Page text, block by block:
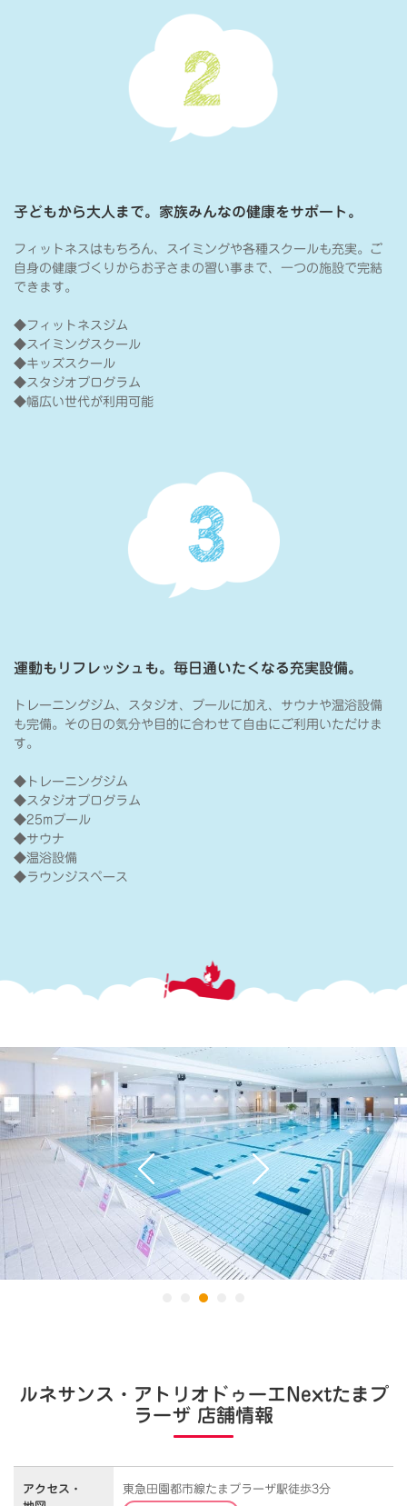
子どもから大人まで。家族みんなの健康をサポート。
フィットネスはもちろん、スイミングや各種スクールも充実。ご
自身の健康づくりからお子さまの習い事まで、一つの施設で完結
できます。
◆フィットネスジム
◆スイミングスクール
◆キッズスクール
◆スタジオプログラム
◆幅広い世代が利用可能
運動もリフレッシュも。毎日通いたくなる充実設備。
トレーニングジム、スタジオ、プールに加え、サウナや温浴設備
も完備。その日の気分や目的に合わせて自由にご利用いただけま
す。
◆トレーニングジム
◆スタジオプログラム
◆25mプール
◆サウナ
◆温浴設備
◆ラウンジスペース
ルネサンス・アトリオドゥーエNextたまプ
ラーザ 店舗情報
アクセス・
東急田園都市線たまプラーザ駅徒歩3分